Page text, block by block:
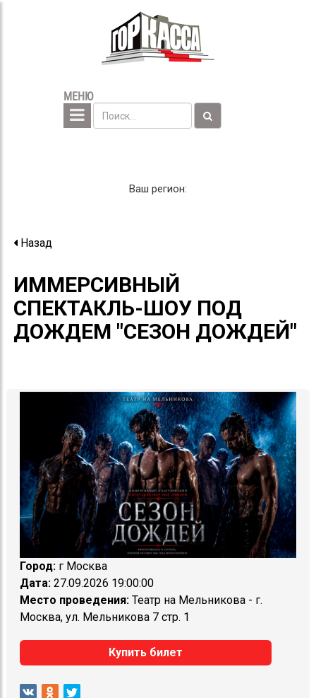
МЕНЮ
Ваш регион:
Назад
ИММЕРСИВНЫЙ
СПЕКТАКЛЬ-ШОУ ПОД
ДОЖДЕМ "СЕЗОН ДОЖДЕЙ"
Город: г Москва
Дата: 27.09.2026 19:00:00
Место проведения: Театр на Мельникова - г.
Москва, ул. Мельникова 7 стр. 1
Купить билет